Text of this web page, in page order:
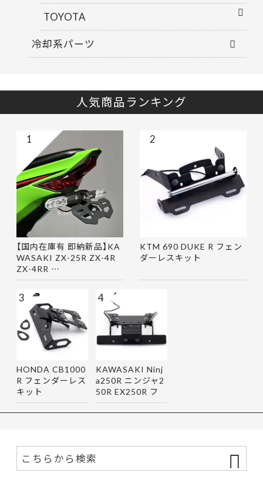
TOYOTA
冷却系パーツ
人気商品ランキング
【国内在庫有 即納新品】KA
WASAKI ZX-25R ZX-4R
ZX-4RR …
1
KTM 690 DUKE R フェン
ダーレスキット
2
HONDA CB1000
R フェンダーレス
キット
3
KAWASAKI Ninj
a250R ニンジャ2
50R EX250R フ
ェンダーレス…
4